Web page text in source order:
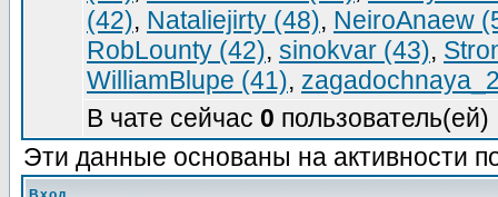
(42), Nataliejirty (48), NeiroAnaew
RobLounty (42), sinokvar (43),
WilliamBlupe (41),
В чате сейчас 0
Эти данные основаны на активности